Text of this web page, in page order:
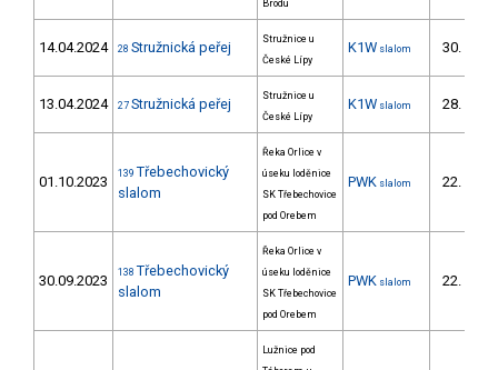
Brodu
14.04.2024 28 Stružnická peřej
Stružnice u
České Lípy
K1W slalom 30.
13.04.2024 27 Stružnická peřej
Stružnice u
České Lípy
K1W slalom 28.
01.10.2023 139 Třebechovický
slalom
Řeka Orlice v
úseku loděnice
SK Třebechovice
pod Orebem
PWK slalom 22.
30.09.2023 138 Třebechovický
slalom
Řeka Orlice v
úseku loděnice
SK Třebechovice
pod Orebem
PWK slalom 22.
Lužnice pod